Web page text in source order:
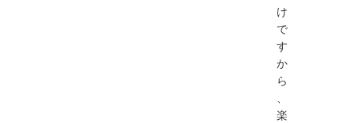
け
で
す
か
ら
、
楽